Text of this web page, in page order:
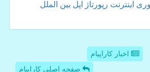
اینترنت رپورتاژ اپل بین الملل
اخبار کاراپیام
صفحه اصلی کاراپیام